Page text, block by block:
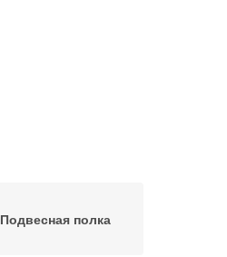
Подвесная полка